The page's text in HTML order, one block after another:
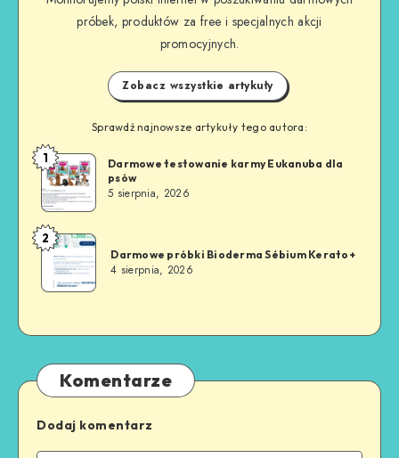
próbek, produktów za free i specjalnych akcji
promocyjnych.
Zobacz wszystkie artykuły
Sprawdź najnowsze artykuły tego autora:
1
Darmowe testowanie karmy Eukanuba dla
psów
5 sierpnia, 2026
2
Darmowe próbki Bioderma Sébium Kerato+
4 sierpnia, 2026
Komentarze
Dodaj komentarz